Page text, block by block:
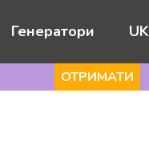
Генератори UK
ОТРИМАТИ